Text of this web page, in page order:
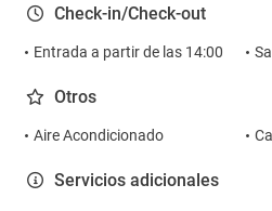
Check-in/Check-out
Entrada a partir de las 14:00
Otros
Aire Acondicionado
Servicios adicionales